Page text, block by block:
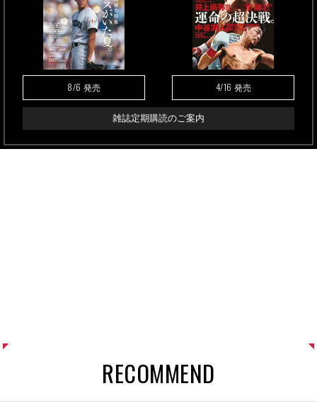
8/6 発売 4/16 発売
雑誌定期購読のご案内
RECOMMEND